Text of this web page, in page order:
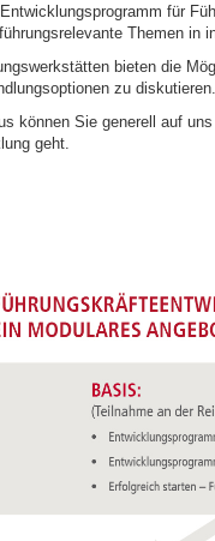
für
Themen in
bieten die
zu diskutieren.
können Sie generell auf
geht.